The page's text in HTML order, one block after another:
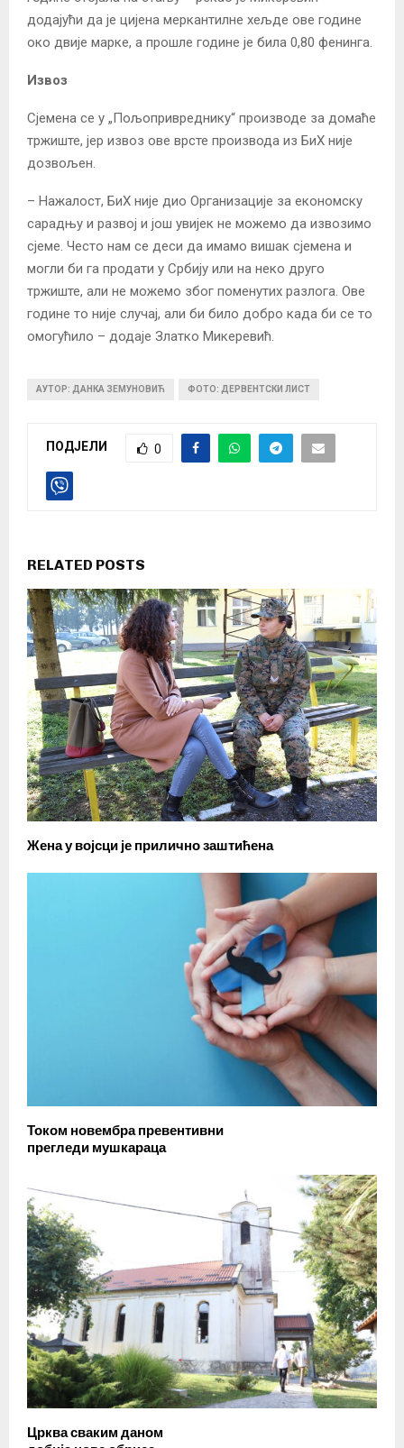
додајући да је цијена меркантилне хељде ове године
око двије марке, а прошле године је била 0,80 фенинга.
Извоз
Сјемена се у „Пољопривреднику“ производе за домаће
тржиште, јер извоз ове врсте производа из БиХ није
дозвољен.
– Нажалост, БиХ није дио Организације за економску
сарадњу и развој и још увијек не можемо да извозимо
сјеме. Често нам се деси да имамо вишак сјемена и
могли би га продати у Србију или на неко друго
тржиште, али не можемо због поменутих разлога. Ове
године то није случај, али би било добро када би се то
омогућило – додаје Златко Микеревић.
АУТОР: ДАНКА ЗЕМУНОВИЋ ФОТО: ДЕРВЕНТСКИ ЛИСТ
ПОДЈЕЛИ 0
RELATED POSTS
Жена у војсци је прилично заштићена
Током новембра превентивни
прегледи мушкараца
Црква сваким даном